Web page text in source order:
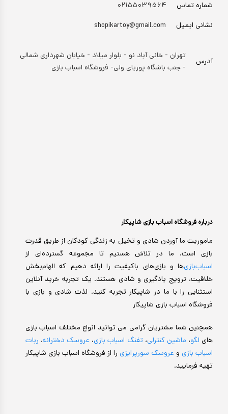
درباره فروشگاه اسباب بازی شاپیکار
ماموریت ما آوردن شادی و تخیل به زندگی کودکان از طریق قدرت
بازی است. ما در تلاش هستیم تا مجموعه گسترده‌ای از
اسباب‌بازی‌ها و بازی‌های باکیفیت را ارائه دهیم که الهام‌بخش
خلاقیت، ترویج یادگیری و شادی هستند. یک تجربه خرید آنلاین
استثنایی را با ما در شاپیکار تجربه کنید. لذت شادی و بازی با
فروشگاه اسباب بازی شاپیکار
همچنین شما مشتریان گرامی می توانید انواع مختلف اسباب بازی
های لگو، ماشین کنترلی،تفنگ اسباب بازی، عروسک دخترانه، ربات
اسباب بازی و عروسک سورپرایزی را از فروشگاه اسباب بازی شاپیکار
تهیه فرمایید.
شماره تماس
۰۲۱۵۵۰۳۹۵۶۴
نشانی ایمیل
shopikartoy@gmail.com
آدرس
تهران - خانی آباد نو - بلوار میلاد - خیابان شهرداری شمالی
- جنب باشگاه پوریای ولی- فروشگاه اسباب بازی